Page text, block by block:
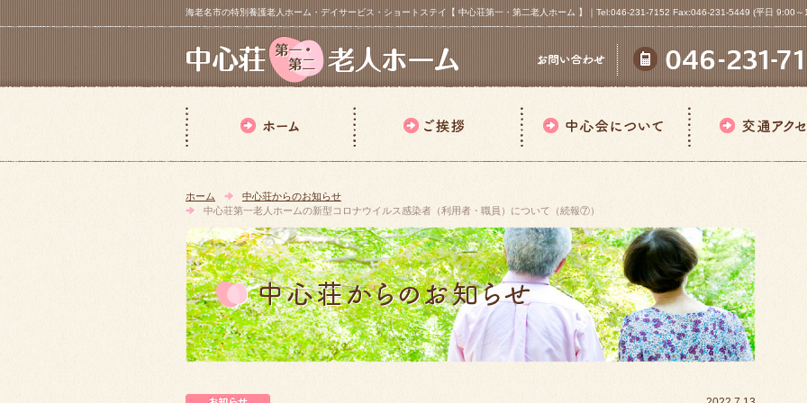
海老名市の特別養護老人ホーム・デイサービス・ショートステイ【 中心荘第一・第二老人ホーム 】｜Tel:046-231-7152 Fax:046-231-5449 (平日 9:00
ホーム
中心荘からのお知らせ
中心荘第一老人ホームの新型コロナウイルス感染者（利用者・職員）について（続報⑦）